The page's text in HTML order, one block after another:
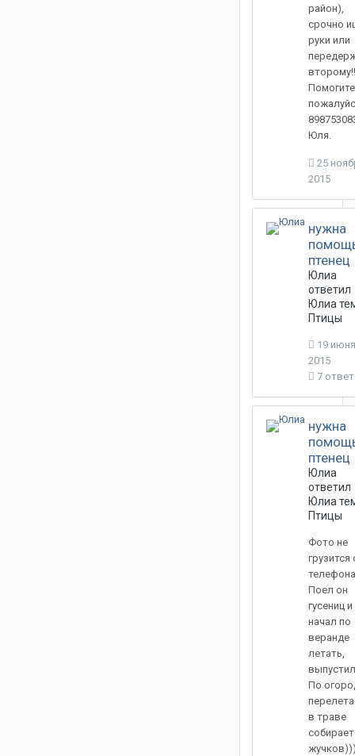
район),
срочно
руки или
Помогите
Юля.
25
2015
нужна
птенец
Юлиа
ответил
Юлиа
Птицы
19
2015
7
нужна
птенец
Юлиа
ответил
Юлиа
Птицы
Фото не
грузится
Поел он
гусениц и
начал по
веранде
летать,
По
в траве
собирает